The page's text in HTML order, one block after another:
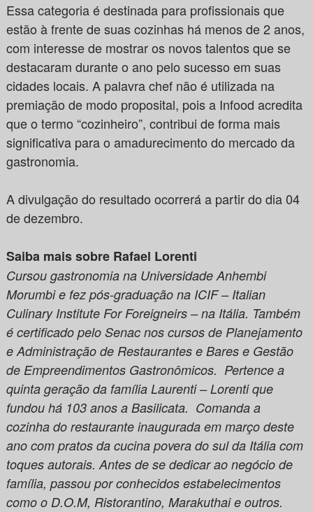
Essa categoria é destinada para profissionais que
estão à frente de suas cozinhas há menos de 2 anos,
com interesse de mostrar os novos talentos que se
destacaram durante o ano pelo sucesso em suas
cidades locais. A palavra chef não é utilizada na
premiação de modo proposital, pois a Infood acredita
que o termo “cozinheiro”, contribui de forma mais
significativa para o amadurecimento do mercado da
gastronomia.
A divulgação do resultado ocorrerá a partir do dia 04
de dezembro.
Saiba mais sobre Rafael Lorenti
Cursou gastronomia na Universidade Anhembi
Morumbi e fez pós-graduação na ICIF – Italian
Culinary Institute For Foreigneirs – na Itália. Também
é certificado pelo Senac nos cursos de Planejamento
e Administração de Restaurantes e Bares e Gestão
de Empreendimentos Gastronômicos. Pertence a
quinta geração da família Laurenti – Lorenti que
fundou há 103 anos a Basilicata. Comanda a
cozinha do restaurante inaugurada em março deste
ano com pratos da cucina povera do sul da Itália com
toques autorais. Antes de se dedicar ao negócio de
família, passou por conhecidos estabelecimentos
como o D.O.M, Ristorantino, Marakuthai e outros.